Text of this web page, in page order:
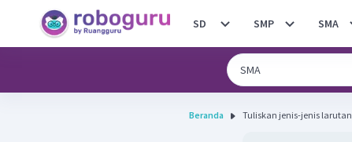
SD SMP SMA
Beranda Tuliskan jenis-jenis